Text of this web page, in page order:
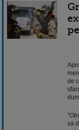
de
"
sa